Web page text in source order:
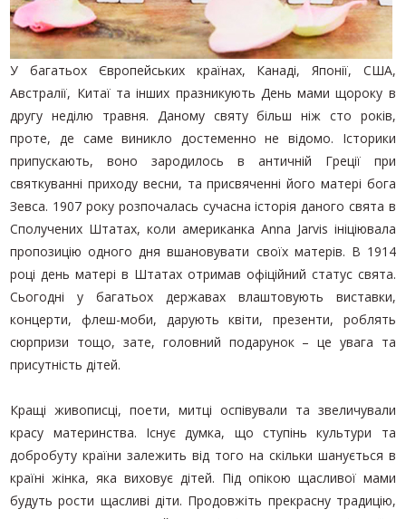
У багатьох Європейських країнах, Канаді, Японії, США,
Австралії, Китаї та інших празникують День мами щороку в
другу неділю травня. Даному святу більш ніж сто років,
проте, де саме виникло достеменно не відомо. Історики
припускають, воно зародилось в античній Греції при
святкуванні приходу весни, та присвяченні його матері бога
Зевса. 1907 року розпочалась сучасна історія даного свята в
Сполучених Штатах, коли американка Anna Jarvis ініціювала
пропозицію одного дня вшановувати своїх матерів. В 1914
році день матері в Штатах отримав офіційний статус свята.
Сьогодні у багатьох державах влаштовують виставки,
концерти, флеш-моби, дарують квіти, презенти, роблять
сюрпризи тощо, зате, головний подарунок – це увага та
присутність дітей.
Кращі живописці, поети, митці оспівували та звеличували
красу материнства. Існує думка, що ступінь культури та
добробуту країни залежить від того на скільки шанується в
країні жінка, яка виховує дітей. Під опікою щасливої мами
будуть рости щасливі діти. Продовжіть прекрасну традицію,